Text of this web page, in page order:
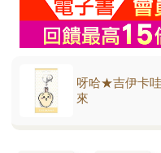
呀哈★吉伊卡
來